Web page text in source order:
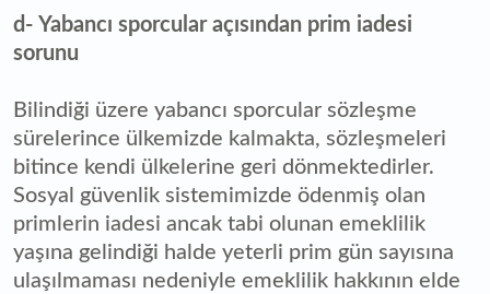
d- Yabancı sporcular açısından prim iadesi
sorunu
Bilindiği üzere yabancı sporcular sözleşme
sürelerince ülkemizde kalmakta, sözleşmeleri
bitince kendi ülkelerine geri dönmektedirler.
Sosyal güvenlik sistemimizde ödenmiş olan
primlerin iadesi ancak tabi olunan emeklilik
yaşına gelindiği halde yeterli prim gün sayısına
ulaşılmaması nedeniyle emeklilik hakkının elde